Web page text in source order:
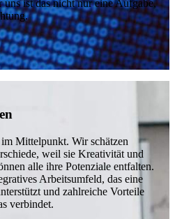
ist das nicht nur eine Aufgabe,
Mittelpunkt. Wir schätzen
weil sie Kreativität und
alle ihre Potenziale entfalten.
Arbeitsumfeld, das eine
und zahlreiche Vorteile
verbindet.